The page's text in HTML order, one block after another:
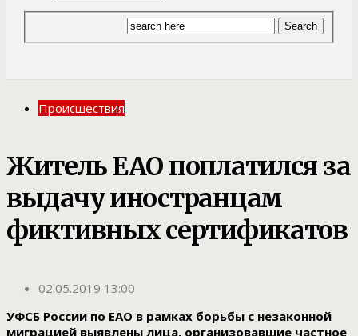
Происшествия
Житель ЕАО поплатился за
выдачу иностранцам
фиктивных сертификатов
02.05.2019 13:00
УФСБ России по ЕАО в рамках борьбы с незаконной
миграцией выявлены лица, организовавшие частное